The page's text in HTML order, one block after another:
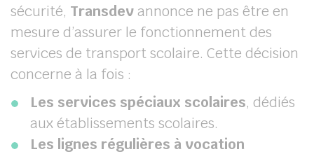
sécurité, Transdev annonce ne pas être en
mesure d’assurer le fonctionnement des
services de transport scolaire. Cette décision
concerne à la fois :
Les services spéciaux scolaires, dédiés
aux établissements scolaires.
Les lignes régulières à vocation